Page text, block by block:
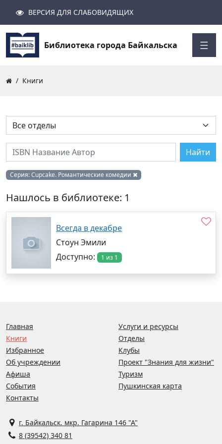
Найти
Серия:Cupcake. Романтические комедии
Нашлось в библиотеке: 1
Всегда в декабре
Стоун Эмили
Доступно:
1 из 1
Поиск
Найти
ВЕРСИЯ ДЛЯ СЛАБОВИДЯЩИХ
Библиотека города Байкальска
Книги
г. Байкальск. мкр. Гагарина 146 "А"
8 (39542) 340 81
Главная
Книги
Избранное
Об учреждении
Афиша
События
Контакты
Услуги и ресурсы
Отделы
Клубы
Проект "Знания для жизни"
Туризм
Пушкинская карта